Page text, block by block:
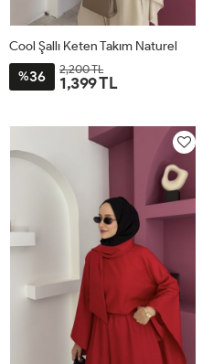
Cool Şallı Keten Takım Naturel
%36 2,200 TL
1,399 TL